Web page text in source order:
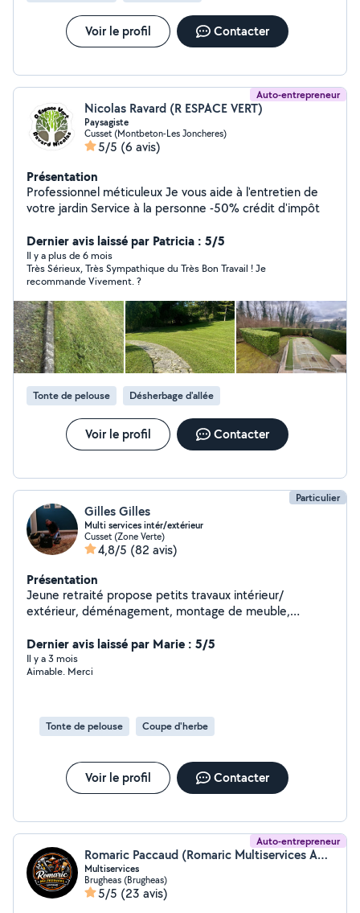
Voir le profil Contacter
Auto-entrepreneur
Nicolas Ravard (R ESPACE VERT)
Paysagiste
Cusset (Montbeton-Les Joncheres)
5/5 (6 avis)
Présentation
Professionnel méticuleux Je vous aide à l'entretien de
votre jardin Service à la personne -50% crédit d'impôt
Dernier avis laissé par Patricia : 5/5
Il y a plus de 6 mois
Très Sérieux, Très Sympathique du Très Bon Travail ! Je
recommande Vivement. ?
Tonte de pelouse Désherbage d'allée
Voir le profil Contacter
Particulier
Gilles Gilles
Multi services intér/extérieur
Cusset (Zone Verte)
4,8/5 (82 avis)
Présentation
Jeune retraité propose petits travaux intérieur/
extérieur, déménagement, montage de meuble,
peux pas répondre ( si elles se trouvent hors de mon
périmètre d'action) , essayer plutôt de me contacter
par téléphone svp..
Dernier avis laissé par Marie : 5/5
Il y a 3 mois
Aimable. Merci
Tonte de pelouse Coupe d'herbe
Voir le profil Contacter
Auto-entrepreneur
Romaric Paccaud (Romaric Multiservices Auvergne)
Multiservices
Brugheas (Brugheas)
5/5 (23 avis)